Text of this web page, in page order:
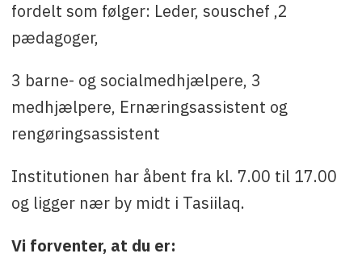
fordelt som følger: Leder, souschef ,2
pædagoger,
3 barne- og socialmedhjælpere, 3
medhjælpere, Ernæringsassistent og
rengøringsassistent
Institutionen har åbent fra kl. 7.00 til 17.00
og ligger nær by midt i Tasiilaq.
Vi forventer, at du er: